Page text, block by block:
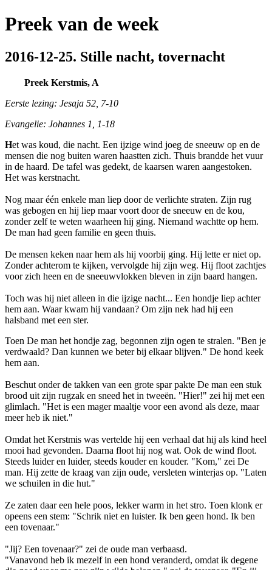
Preek van de week
2016-12-25. Stille nacht, tovernacht
Preek Kerstmis, A
Eerste lezing: Jesaja 52, 7-10
Evangelie: Johannes 1, 1-18
Het was koud, die nacht. Een ijzige wind joeg de sneeuw op en de
mensen die nog buiten waren haastten zich. Thuis brandde het vuur
in de haard. De tafel was gedekt, de kaarsen waren aangestoken.
Het was kerstnacht.
Nog maar één enkele man liep door de verlichte straten. Zijn rug
was gebogen en hij liep maar voort door de sneeuw en de kou,
zonder zelf te weten waarheen hij ging. Niemand wachtte op hem.
De man had geen familie en geen thuis.
De mensen keken naar hem als hij voorbij ging. Hij lette er niet op.
Zonder achterom te kijken, vervolgde hij zijn weg. Hij floot zachtjes
voor zich heen en de sneeuwvlokken bleven in zijn baard hangen.
Toch was hij niet alleen in die ijzige nacht... Een hondje liep achter
hem aan. Waar kwam hij vandaan? Om zijn nek had hij een
halsband met een ster.
Toen De man het hondje zag, begonnen zijn ogen te stralen. "Ben je
verdwaald? Dan kunnen we beter bij elkaar blijven." De hond keek
hem aan.
Beschut onder de takken van een grote spar pakte De man een stuk
brood uit zijn rugzak en sneed het in tweeën. "Hier!" zei hij met een
glimlach. "Het is een mager maaltje voor een avond als deze, maar
meer heb ik niet."
Omdat het Kerstmis was vertelde hij een verhaal dat hij als kind heel
mooi had gevonden. Daarna floot hij nog wat. Ook de wind floot.
Steeds luider en luider, steeds kouder en kouder. "Kom," zei De
man. Hij zette de kraag van zijn oude, versleten winterjas op. "Laten
we schuilen in die hut."
Ze zaten daar een hele poos, lekker warm in het stro. Toen klonk er
opeens een stem: "Schrik niet en luister. Ik ben geen hond. Ik ben
een tovenaar."
"Jij? Een tovenaar?" zei de oude man verbaasd.
"Vanavond heb ik mezelf in een hond veranderd, omdat ik degene